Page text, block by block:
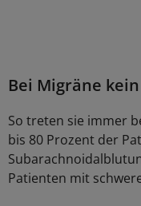
Bei Migräne
So treten sie immer
bis 80 Prozent der
Patienten mit